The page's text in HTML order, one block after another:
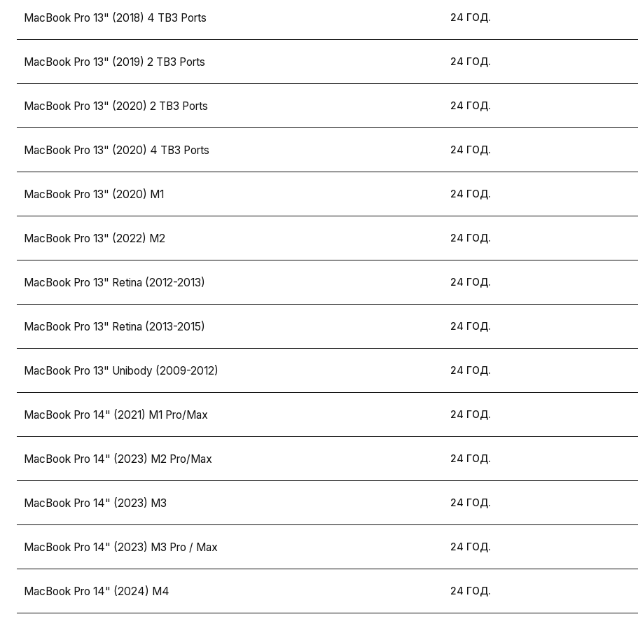
MacBook Pro 13" (2018) 4 TB3 Ports 24 ГОД.
MacBook Pro 13" (2019) 2 TB3 Ports 24 ГОД.
MacBook Pro 13" (2020) 2 TB3 Ports 24 ГОД.
MacBook Pro 13" (2020) 4 TB3 Ports 24 ГОД.
MacBook Pro 13" (2020) M1 24 ГОД.
MacBook Pro 13" (2022) M2 24 ГОД.
MacBook Pro 13" Retina (2012-2013) 24 ГОД.
MacBook Pro 13" Retina (2013-2015) 24 ГОД.
MacBook Pro 13" Unibody (2009-2012) 24 ГОД.
MacBook Pro 14" (2021) M1 Pro/Max 24 ГОД.
MacBook Pro 14" (2023) M2 Pro/Max 24 ГОД.
MacBook Pro 14" (2023) M3 24 ГОД.
MacBook Pro 14" (2023) M3 Pro / Max 24 ГОД.
MacBook Pro 14" (2024) M4 24 ГОД.